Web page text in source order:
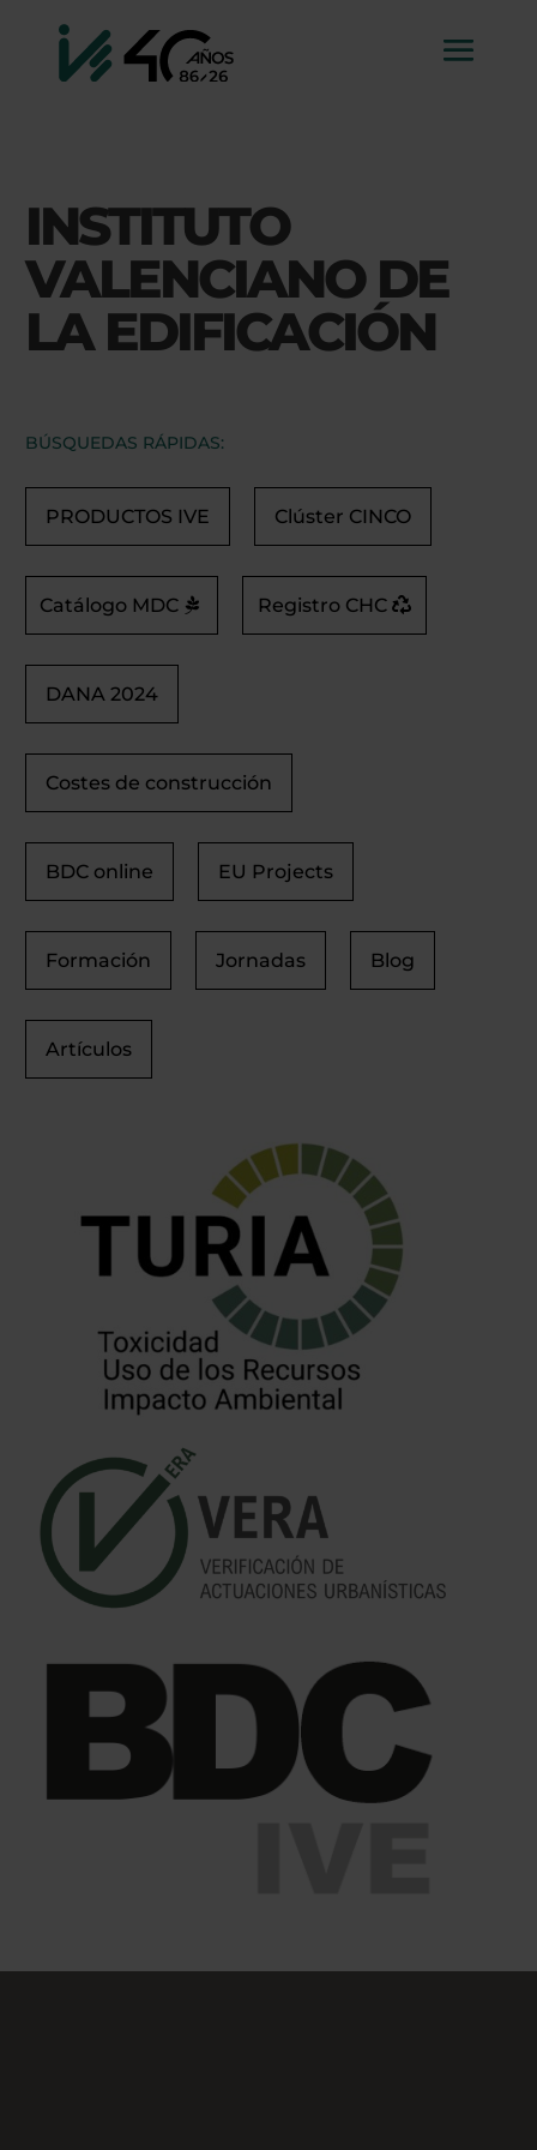
INSTITUTO
VALENCIANO DE
LA EDIFICACIÓN
BÚSQUEDAS RÁPIDAS:
PRODUCTOS IVE Clúster CINCO
Catálogo MDC Registro CHC
DANA 2024
Costes de construcción
BDC online EU Projects
Formación Jornadas Blog
Artículos